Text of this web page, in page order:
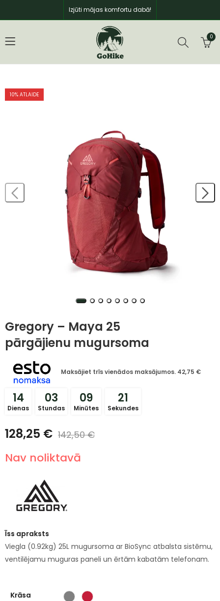
Izjūti mājas komfortu dabā!
0
10% ATLAIDE
Gregory – Maya 25
pārgājienu mugursoma
Maksājiet trīs vienādos maksājumos. 42,75 €
14
Dienas
03
Stundas
09
Minūtes
21
Sekundes
128,25 € 142,50€
Nav noliktavā
Īss apraksts
Viegla (0.92kg) 25L mugursoma ar BioSync atbalsta sistēmu,
ventilējamu muguras paneli un ērtām kabatām telefonam.
Krāsa